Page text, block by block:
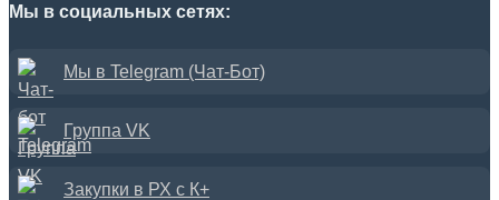
Мы в социальных сетях:
Мы в Telegram (Чат-Бот)
Группа VK
Закупки в РХ с К+